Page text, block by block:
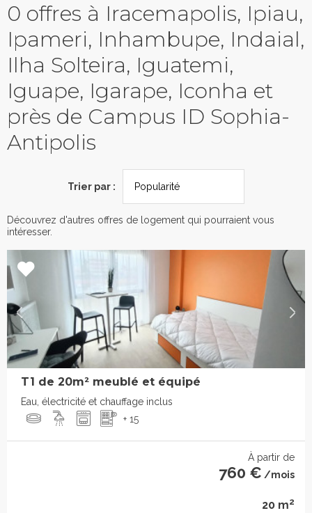
0 offres à Iracemapolis, Ipiau,
Ipameri, Inhambupe, Indaial,
Ilha Solteira, Iguatemi,
Iguape, Igarape, Iconha et
près de Campus ID Sophia-
Antipolis
Trier par :
Découvrez d'autres offres de logement qui pourraient vous
intéresser.
T1 de 20m² meublé et équipé
Eau, électricité et chauffage inclus
+ 15
À partir de
760 € /mois
20 m2